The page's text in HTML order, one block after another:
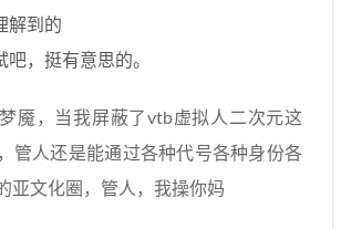
解到的
，挺有意思的。
魇，当我屏蔽了vtb虚拟人二次元这
管人还是能通过各种代号各种身份各
亚文化圈，管人，我操你妈